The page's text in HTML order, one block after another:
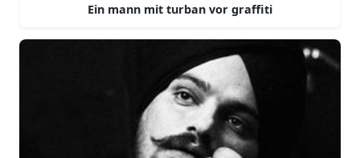
Ein mann mit turban vor graffiti